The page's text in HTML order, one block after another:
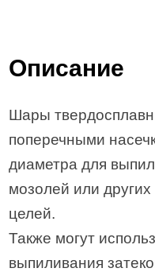
Описание
Шары
поперечными
диаметра для
мозолей или других
целей.
Также могут
выпиливания